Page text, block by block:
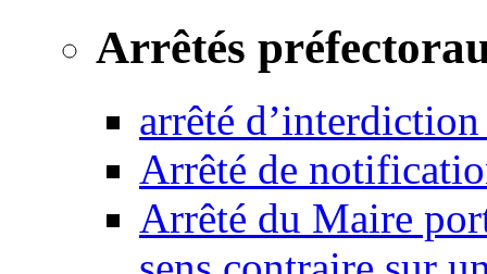
Arrêtés
arrêté
Arrêté de
Arrêté du Maire